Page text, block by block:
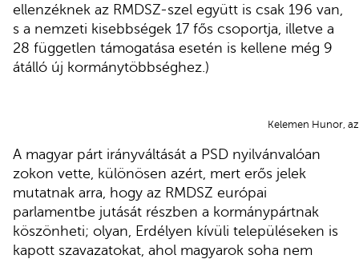
ellenzéknek az RMDSZ-szel együtt is csak 196 van,
s a nemzeti kisebbségek 17 fős csoportja, illetve a
28 független támogatása esetén is kellene még 9
átálló új kormánytöbbséghez.)
Kelemen Hunor,
A magyar párt irányváltását a PSD nyilvánvalóan
zokon vette, különösen azért, mert erős jelek
mutatnak arra, hogy az RMDSZ európai
parlamentbe jutását részben a kormánypártnak
köszönheti; olyan, Erdélyen kívüli településeken is
kapott szavazatokat, ahol magyarok soha nem